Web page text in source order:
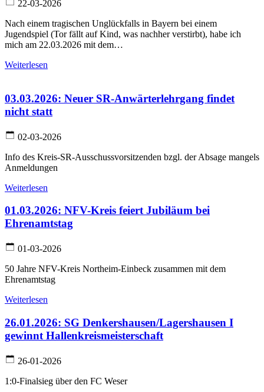
22-03-2026
Nach einem tragischen Unglückfalls in Bayern bei einem
Jugendspiel (Tor fällt auf Kind, was nachher verstirbt), habe ich
mich am 22.03.2026 mit dem…
Weiterlesen
03.03.2026: Neuer SR-Anwärterlehrgang findet
nicht statt
02-03-2026
Info des Kreis-SR-Ausschussvorsitzenden bzgl. der Absage mangels
Anmeldungen
Weiterlesen
01.03.2026: NFV-Kreis feiert Jubiläum bei
Ehrenamtstag
01-03-2026
50 Jahre NFV-Kreis Northeim-Einbeck zusammen mit dem
Ehrenamtstag
Weiterlesen
26.01.2026: SG Denkershausen/Lagershausen I
gewinnt Hallenkreismeisterschaft
26-01-2026
1:0-Finalsieg über den FC Weser